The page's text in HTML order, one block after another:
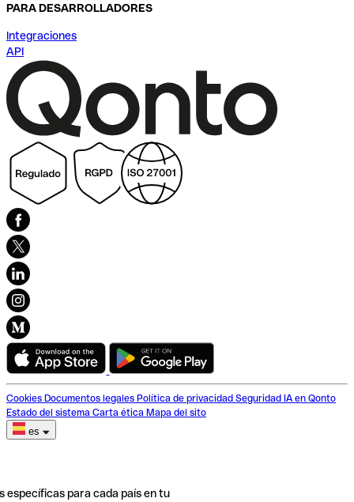
PARA DESARROLLADORES
Integraciones
API
Cookies Documentos legales Política de privacidad Seguridad IA en Qonto
Estado del sistema Carta ética Mapa del sito
es
específicas para cada país en tu